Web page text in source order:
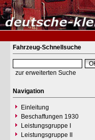
Fahrzeug-Schnellsuche
zur erweiterten Suche
Navigation
Einleitung
Beschaffungen 1930
Leistungsgruppe I
Leistungsgruppe II